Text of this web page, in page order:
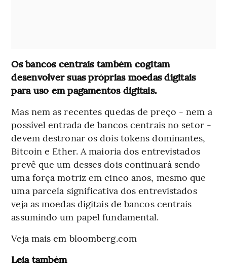
Os bancos centrais também cogitam
desenvolver suas próprias moedas digitais
para uso em pagamentos digitais.
Mas nem as recentes quedas de preço - nem a
possível entrada de bancos centrais no setor -
devem destronar os dois tokens dominantes,
Bitcoin e Ether. A maioria dos entrevistados
prevê que um desses dois continuará sendo
uma força motriz em cinco anos, mesmo que
uma parcela significativa dos entrevistados
veja as moedas digitais de bancos centrais
assumindo um papel fundamental.
Veja mais em bloomberg.com
Leia também